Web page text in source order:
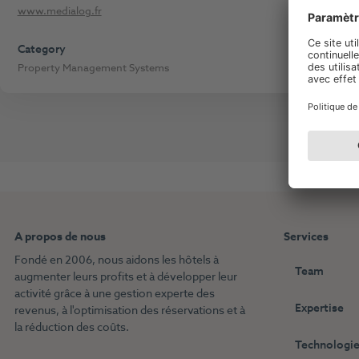
www.medialog.fr
Category
Property Management Systems
A propos de nous
Fondé en 2006, nous aidons les hôtels à
augmenter leurs profits et à développer leur
activité grâce à une gestion experte des
revenus, à l'optimisation des réservations et à
la réduction des coûts.
Services
Team
Expertise